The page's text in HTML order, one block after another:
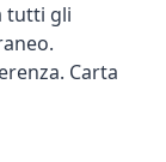
tutti gli
Carta